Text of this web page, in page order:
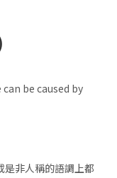
be caused by
是非人稱的語調上都